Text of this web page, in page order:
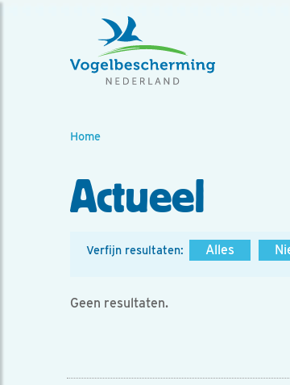
Home
Actueel
Verfijn resultaten: Alles
Geen resultaten.